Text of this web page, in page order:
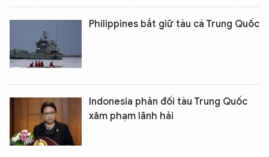
Philippines bắt giữ tàu cá Trung Quốc
Indonesia phản đối tàu Trung Quốc
xâm phạm lãnh hải